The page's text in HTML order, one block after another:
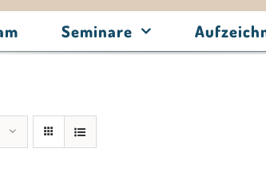
Seminare